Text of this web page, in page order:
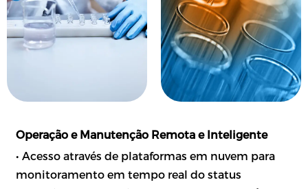
Operação e Manutenção Remota e Inteligente
• Acesso através de plataformas em nuvem para
monitoramento em tempo real do status